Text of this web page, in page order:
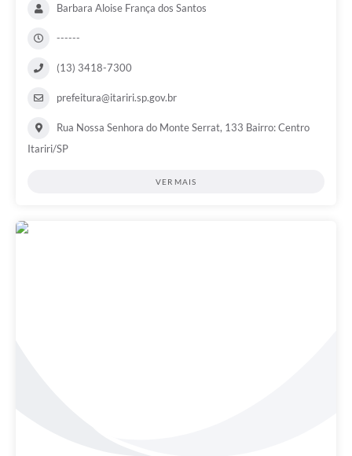
Barbara Aloise França dos Santos
------
(13) 3418-7300
prefeitura@itariri.sp.gov.br
Rua Nossa Senhora do Monte Serrat, 133 Bairro: Centro
Itariri/SP
VER MAIS